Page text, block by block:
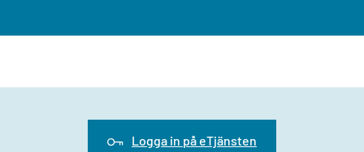
Logga in på eTjänsten